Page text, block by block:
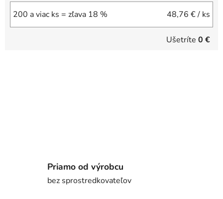
200 a viac ks = zľava 18 % 48,76 €/ ks
Ušetríte 0 €
Priamo od výrobcu
bez sprostredkovateľov